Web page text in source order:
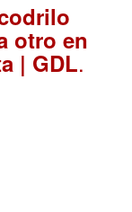
otro en
| GDL.